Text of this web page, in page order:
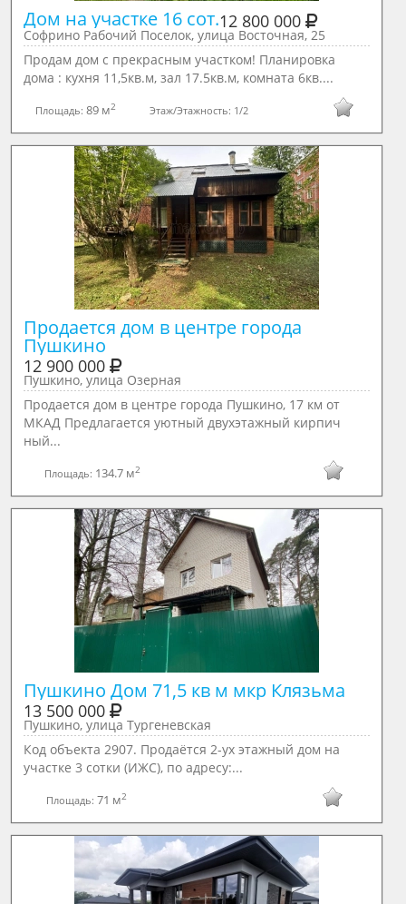
Дом на участке 16 сот.12 800 000
Софрино Рабочий Поселок, улица Восточная, 25
Продам дом с прекрасным участком! Планировка
дома : кухня 11,5кв.м, зал 17.5кв.м, комната 6кв....
Площадь:89 м2 Этаж/Этажность: 1/2
Продается дом в центре города
Пушкино
12 900 000
Пушкино, улица Озерная
Продается дом в центре города Пушкино, 17 км от
МКАД Предлагается уютный двухэтажный кирпич
ный...
Площадь: 134.7 м2
Пушкино Дом 71,5 кв м мкр Клязьма
13 500 000
Пушкино, улица Тургеневская
Код объекта 2907. Продаётся 2-ух этажный дом на
участке 3 сотки (ИЖС), по адресу:...
Площадь:71 м2